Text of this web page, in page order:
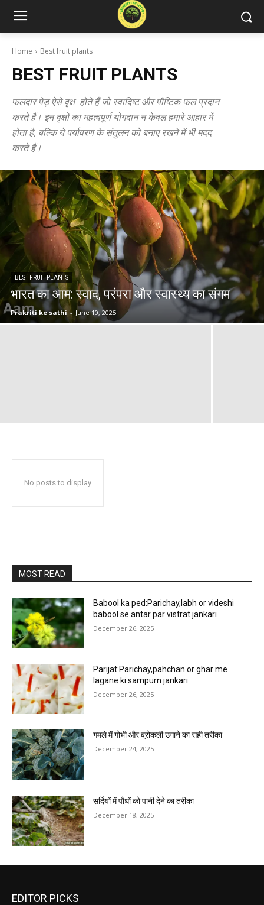
Home Best fruit plants
BEST FRUIT PLANTS
फलदार पेड़ ऐसे वृक्ष होते हैं जो स्वादिष्ट और पौष्टिक फल प्रदान
करते हैं। इन वृक्षों का महत्वपूर्ण योगदान न केवल हमारे आहार में
होता है, बल्कि ये पर्यावरण के संतुलन को बनाए रखने में भी मदद
करते हैं।
BEST FRUIT PLANTS
भारत का आम: स्वाद, परंपरा और स्वास्थ्य का संगम
Prakriti ke sathi - June 10, 2025
No posts to display
MOST READ
Babool ka ped:Parichay,labh or videshi
babool se antar par vistrat jankari
December 26, 2025
Parijat:Parichay,pahchan or ghar me
lagane ki sampurn jankari
December 26, 2025
गमले में गोभी और ब्रोकली उगाने का सही तरीका
December 24, 2025
सर्दियों में पौधों को पानी देने का तरीका
December 18, 2025
EDITOR PICKS